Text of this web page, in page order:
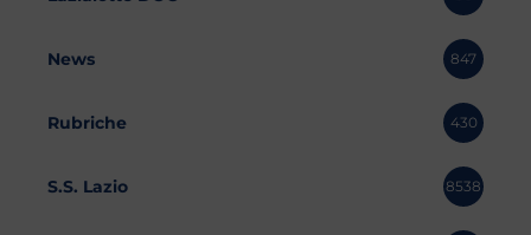
News 847
Rubriche 430
S.S. Lazio 8538